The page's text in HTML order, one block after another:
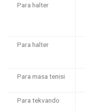
Para halter
Para halter
Para masa tenisi
Para tekvando